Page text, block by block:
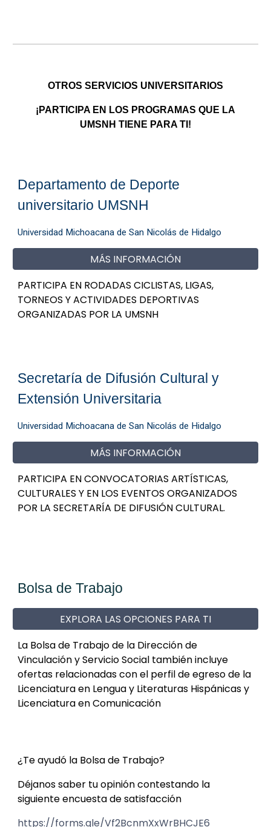
OTROS SERVICIOS UNIVERSITARIOS
¡PARTICIPA EN LOS PROGRAMAS QUE LA
UMSNH TIENE PARA TI!
Departamento de Deporte
universitario UMSNH
Universidad Michoacana de San Nicolás de Hidalgo
MÁS INFORMACIÓN
PARTICIPA EN RODADAS CICLISTAS, LIGAS,
TORNEOS Y ACTIVIDADES DEPORTIVAS
ORGANIZADAS POR LA UMSNH
Secretaría de Difusión Cultural y
Extensión Universitaria
Universidad Michoacana de San Nicolás de Hidalgo
MÁS INFORMACIÓN
PARTICIPA ENCONVOCATORIAS ARTÍSTICAS,
CULTURALES Y EN LOS EVENTOS ORGANIZADOS
POR LA SECRETARÍA DE DIFUSIÓN CULTURAL.
Bolsa de Trabajo
EXPLORA LAS OPCIONES PARA TI
La Bolsa de Trabajo de la Dirección de
Vinculación y Servicio Social también incluye
ofertas relacionadas con el perfil de egreso de la
Licenciatura en Lengua y Literaturas Hispánicas y
Licenciatura en Comunicación
¿Te ayudó la Bolsa de Trabajo?
Déjanos saber tu opinión contestando la
siguiente encuesta de satisfacción
https://forms.gle/Vf2BcnmXxWrBHCJE6